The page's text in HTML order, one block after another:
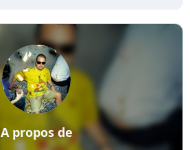
A propos de